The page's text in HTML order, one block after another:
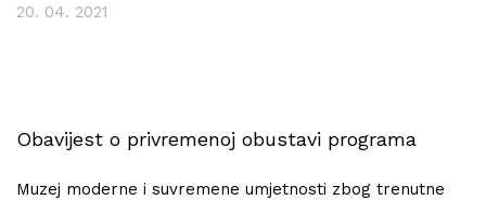
20. 04. 2021
Obavijest o privremenoj obustavi programa
Muzej moderne i suvremene umjetnosti zbog trenutne